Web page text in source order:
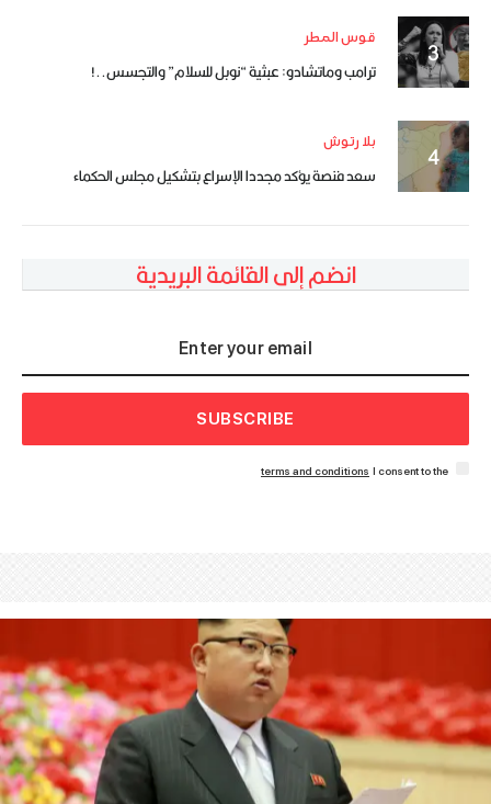
قوس المطر
ترامب وماتشادو: عبثية “نوبل للسلام” والتجسس..!
بلا رتوش
سعد فنصة يؤكد مجددا الإسراع بتشكيل مجلس الحكماء
انضم إلى القائمة البريدية
SUBSCRIBE
I consent to the
terms and conditions